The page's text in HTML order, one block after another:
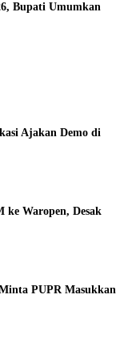
Bupati Umumkan
Ajakan Demo di
ke Waropen, Desak
PUPR Masukkan